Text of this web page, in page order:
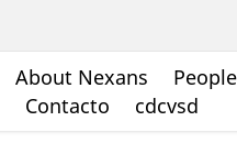
About Nexans
Contacto cdcvsd